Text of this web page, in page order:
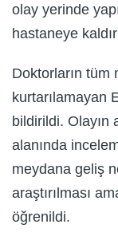
olay yerinde
hastaneye
Doktorların tüm
kurtarılamayan
bildirildi. Olayın
alanında
meydana geliş
araştırılması
öğrenildi.